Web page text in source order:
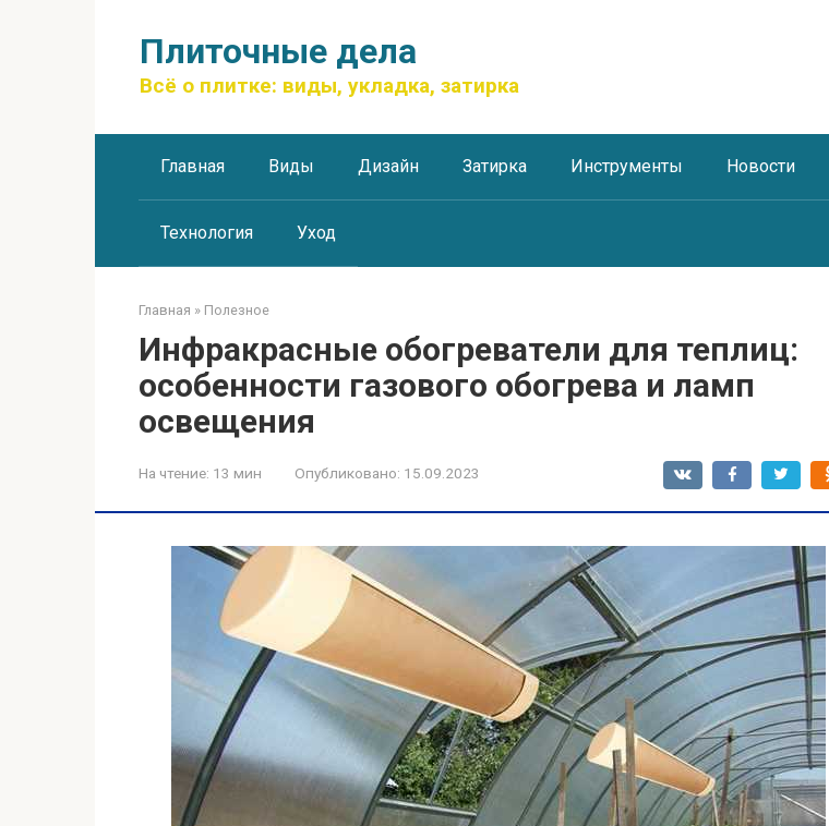
Плиточные дела
Всё о плитке: виды, укладка, затирка
Главная Виды Дизайн Затирка Инструменты Новости
Технология Уход
Главная » Полезное
Инфракрасные обогреватели для теплиц:
особенности газового обогрева и ламп
освещения
На чтение: 13 мин Опубликовано: 15.09.2023